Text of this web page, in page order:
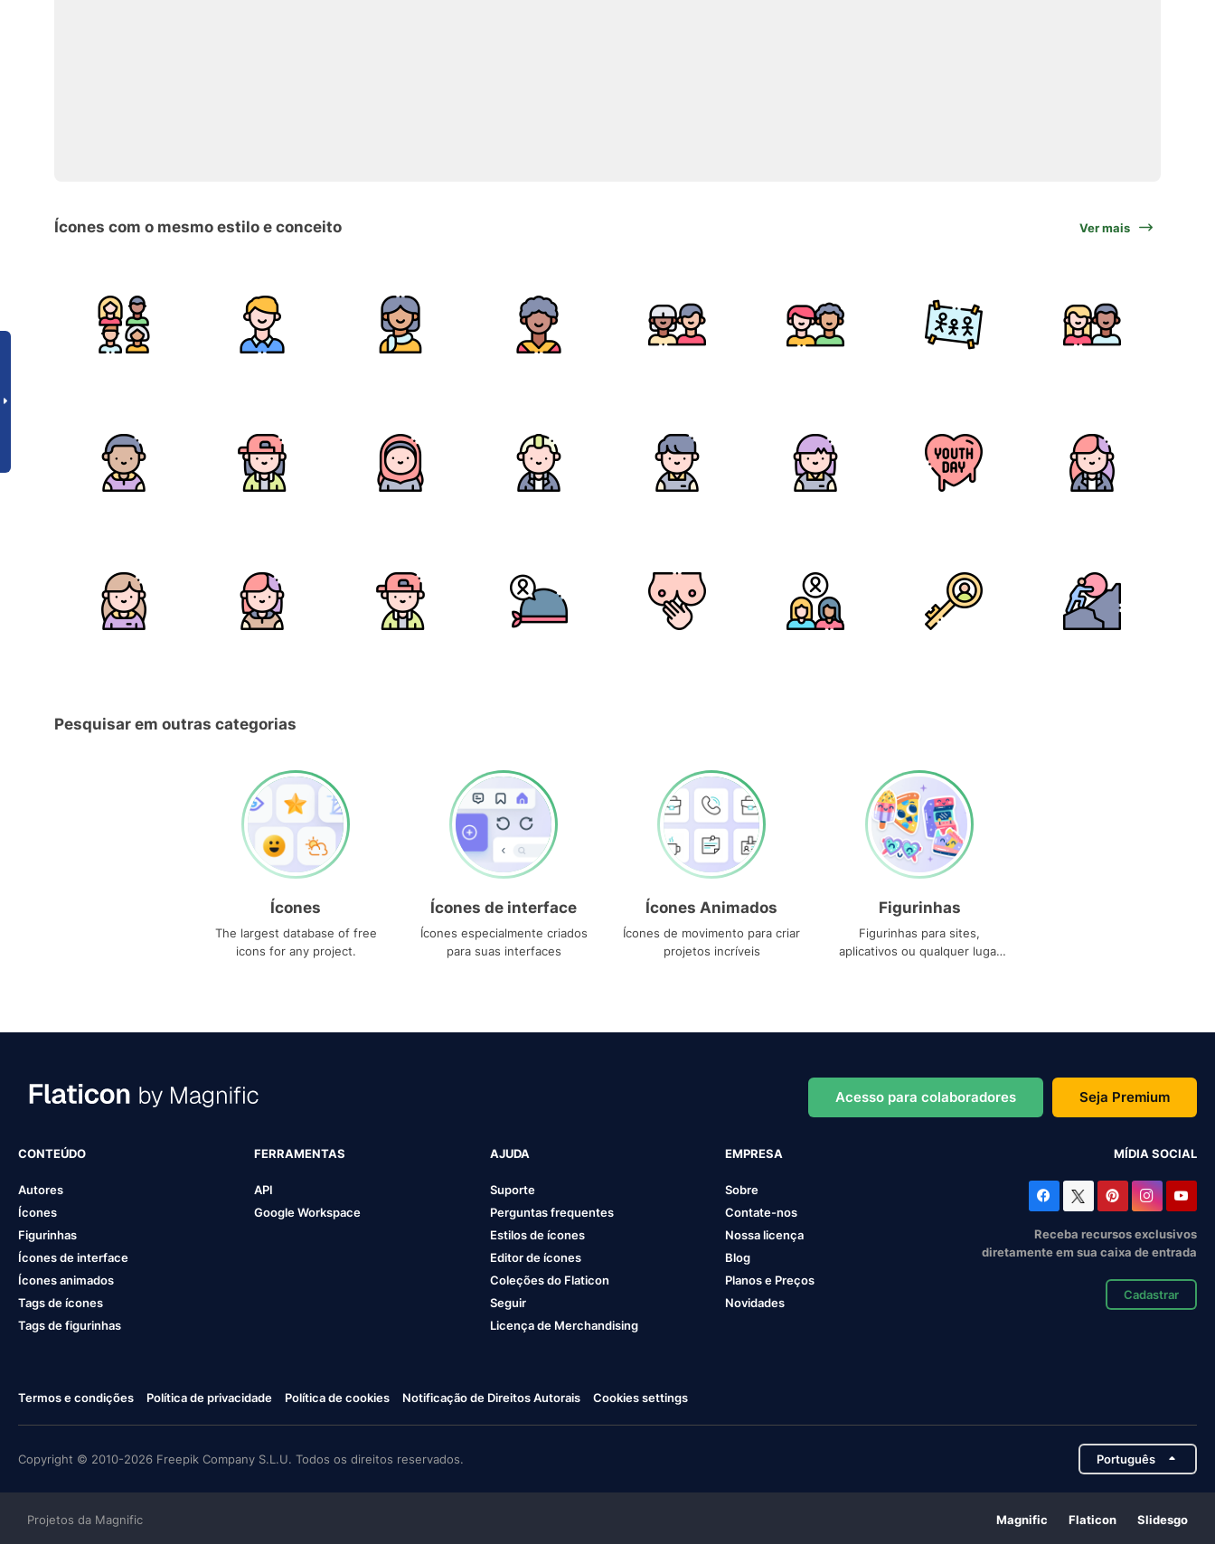
Ícones com o mesmo estilo e conceito Ver mais
Pesquisar em outras categorias
Ícones
The largest database of free
icons for any project.
Ícones de interface
Ícones especialmente criados
para suas interfaces
Ícones Animados
Ícones de movimento para criar
projetos incríveis
Figurinhas
Figurinhas para sites,
aplicativos ou qualquer lugar
Acesso para colaboradores Seja Premium
CONTEÚDO
Autores
Ícones
Figurinhas
Ícones de interface
Ícones animados
Tags de ícones
Tags de figurinhas
FERRAMENTAS
API
Google Workspace
AJUDA
Suporte
Perguntas frequentes
Estilos de ícones
Editor de ícones
Coleções do Flaticon
Seguir
Licença de Merchandising
EMPRESA
Sobre
Contate-nos
Nossa licença
Blog
Planos e Preços
Novidades
MÍDIA SOCIAL
Receba recursos exclusivos
diretamente em sua caixa de entrada
Cadastrar
Termos e condições Política de privacidade Política de cookies Notificação de Direitos Autorais Cookies settings
Copyright © 2010-2026 Freepik Company S.L.U. Todos os direitos reservados. Português
Projetos da Magnific Magnific Flaticon Slidesgo